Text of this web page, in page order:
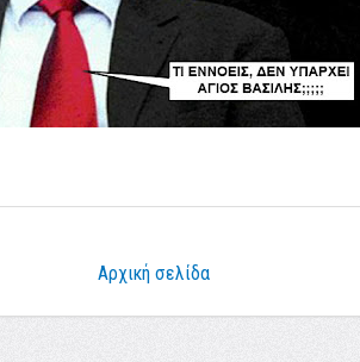
Αρχική σελίδα